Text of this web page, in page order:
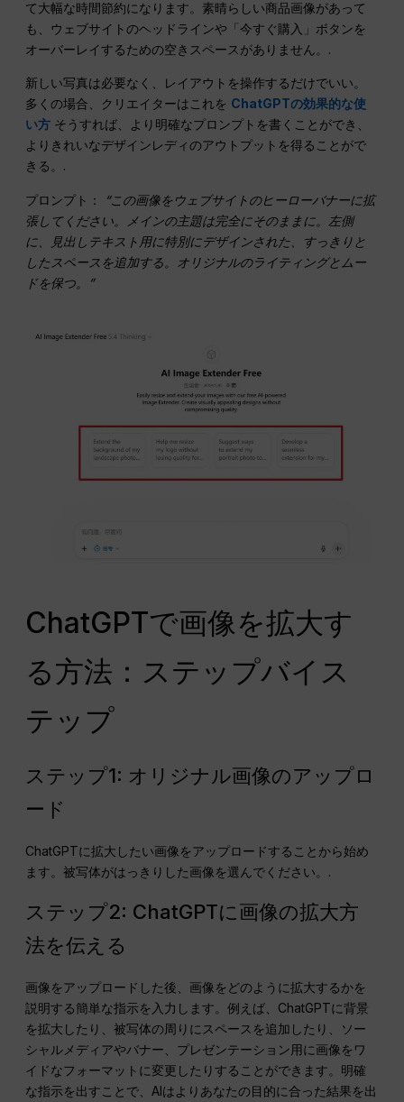
て大幅な時間節約になります。素晴らしい商品画像があって
も、ウェブサイトのヘッドラインや「今すぐ購入」ボタンを
オーバーレイするための空きスペースがありません。.
新しい写真は必要なく、レイアウトを操作するだけでいい。
多くの場合、クリエイターはこれを ChatGPTの効果的な使
い方 そうすれば、より明確なプロンプトを書くことができ、
よりきれいなデザインレディのアウトプットを得ることがで
きる。.
プロンプト：
“この画像をウェブサイトのヒーローバナーに拡
張してください。メインの主題は完全にそのままに。左側
に、見出しテキスト用に特別にデザインされた、すっきりと
したスペースを追加する。オリジナルのライティングとムー
ドを保つ。”
ChatGPTで画像を拡大す
る方法：ステップバイス
テップ
ステップ1: オリジナル画像のアップロ
ード
ChatGPTに拡大したい画像をアップロードすることから始め
ます。被写体がはっきりした画像を選んでください。.
ステップ2: ChatGPTに画像の拡大方
法を伝える
画像をアップロードした後、画像をどのように拡大するかを
説明する簡単な指示を入力します。例えば、ChatGPTに背景
を拡大したり、被写体の周りにスペースを追加したり、ソー
シャルメディアやバナー、プレゼンテーション用に画像をワ
イドなフォーマットに変更したりすることができます。明確
な指示を出すことで、AIはよりあなたの目的に合った結果を出